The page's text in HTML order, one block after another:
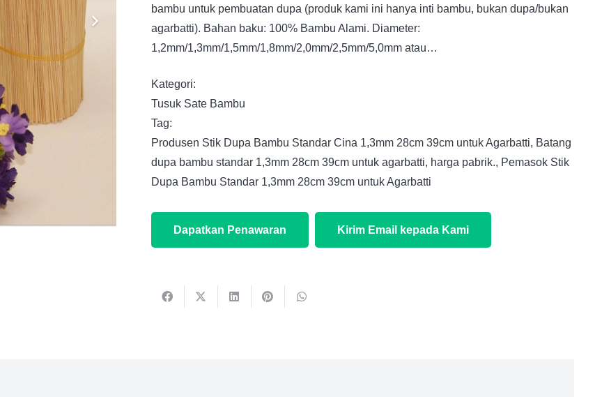
bambu untuk pembuatan dupa (produk kami ini hanya inti bambu, bukan dupa/bukan
agarbatti). Bahan baku: 100% Bambu Alami. Diameter:
1,2mm/1,3mm/1,5mm/1,8mm/2,0mm/2,5mm/5,0mm atau…
Kategori:
Tusuk Sate Bambu
Tag:
Produsen Stik Dupa Bambu Standar Cina 1,3mm 28cm 39cm untuk Agarbatti, Batang
dupa bambu standar 1,3mm 28cm 39cm untuk agarbatti, harga pabrik., Pemasok Stik
Dupa Bambu Standar 1,3mm 28cm 39cm untuk Agarbatti
Dapatkan Penawaran Kirim Email kepada Kami